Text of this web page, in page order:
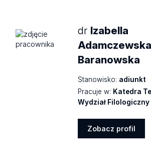
dr Izabella
Baranowska
Stanowisko: adiunkt
Pracuje w: Katedra
Wydział Filologiczny
Zobacz profil